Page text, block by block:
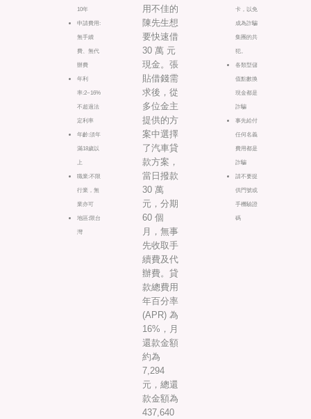
10年
申請費用:
無手續
費、無代
辦費
年利
率:2~16%
不超過法
定利率
年齡:須年
滿18歲以
上
職業:不限
行業，無
業亦可
地區:限台
灣
用不佳的
陳先生想
要快速借
30 萬 元
現金。張
貼借錢需
求後，從
多位金主
提供的方
案中選擇
了汽車貸
款方案，
當日撥款
30 萬
元，分期
60 個
月，無事
先收取手
續費及代
辦費。貸
款總費用
年百分率
(APR) 為
16%，月
還款金額
約為
7,294
元，總還
款金額為
437,640
卡，以免
成為詐騙
集團的共
犯。
各類型儲
值點數換
現金都是
詐騙
事先給付
任何名義
費用都是
詐騙
請不要提
供門號或
手機驗證
碼